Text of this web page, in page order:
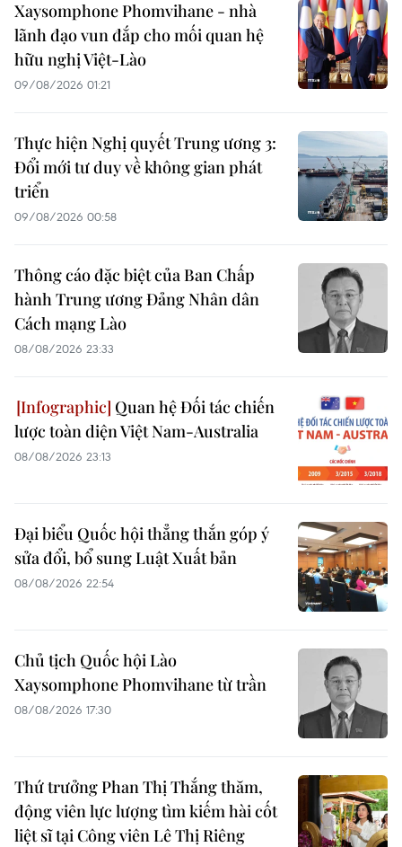
Xaysomphone Phomvihane - nhà
lãnh đạo vun đắp cho mối quan hệ
hữu nghị Việt-Lào
09/08/2026 01:21
Thực hiện Nghị quyết Trung ương 3:
Đổi mới tư duy về không gian phát
triển
09/08/2026 00:58
Thông cáo đặc biệt của Ban Chấp
hành Trung ương Đảng Nhân dân
Cách mạng Lào
08/08/2026 23:33
Quan hệ Đối tác chiến
lược toàn diện Việt Nam-Australia
08/08/2026 23:13
Đại biểu Quốc hội thẳng thắn góp ý
sửa đổi, bổ sung Luật Xuất bản
08/08/2026 22:54
Chủ tịch Quốc hội Lào
Xaysomphone Phomvihane từ trần
08/08/2026 17:30
Thứ trưởng Phan Thị Thắng thăm,
động viên lực lượng tìm kiếm hài cốt
liệt sĩ tại Công viên Lê Thị Riêng